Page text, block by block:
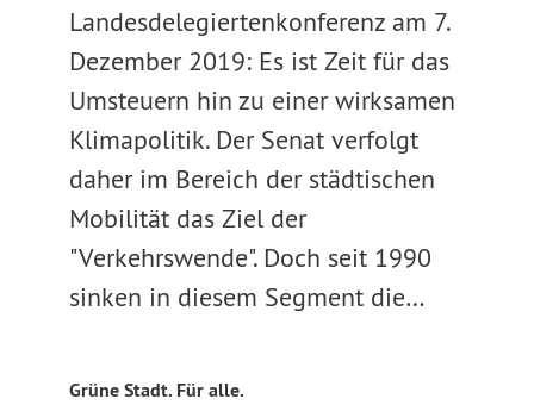
Landesdelegiertenkonferenz am 7.
Dezember 2019: Es ist Zeit für das
Umsteuern hin zu einer wirksamen
Klimapolitik. Der Senat verfolgt
daher im Bereich der städtischen
Mobilität das Ziel der
"Verkehrswende". Doch seit 1990
sinken in diesem Segment die…
Grüne Stadt. Für alle.